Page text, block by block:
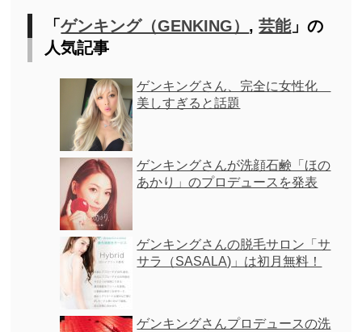
「ゲンキング（GENKING） ,芸能」の
人気記事
ゲンキングさん、完全に女性化
美しすぎると話題
ゲンキングさんが洗顔石鹸「ほの
あかり」のプロデュースを発表
ゲンキングさんの脱毛サロン「サ
サラ（SASALA)」は初月無料！
ゲンキングさんプロデュースの洗